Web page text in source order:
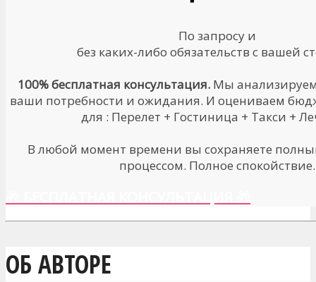
По запросу и
без каких-либо обязательств с вашей
100% бесплатная консультация.Мы
ваши потребности и ожидания. И оцениваем
для : Перелет + Гостиница + Такси +
В любой момент времени вы сохраняете
процессом. Полное спокойствие.
ОБ АВТОРЕ